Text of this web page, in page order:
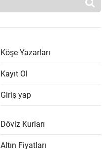
Köşe Yazarları
Kayıt Ol
Giriş yap
Döviz Kurları
Altın Fiyatları